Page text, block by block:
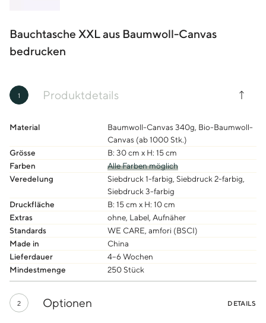
Bauchtasche XXL aus Baumwoll-Canvas
bedrucken
1 Produktdetails
Material
Baumwoll-Canvas 340g, Bio-Baumwoll-
Canvas (ab 1000 Stk.)
Grösse
B: 30 cm x H: 15 cm
Farben
Alle Farben möglich
Veredelung
Siebdruck 1-farbig, Siebdruck 2-farbig,
Siebdruck 3-farbig
Druckfläche
B: 15 cm x H: 10 cm
Extras
ohne, Label, Aufnäher
Standards
WE CARE, amfori (BSCI)
Made in
China
Lieferdauer
4–6 Wochen
Mindestmenge
250 Stück
2 Optionen DETAILS